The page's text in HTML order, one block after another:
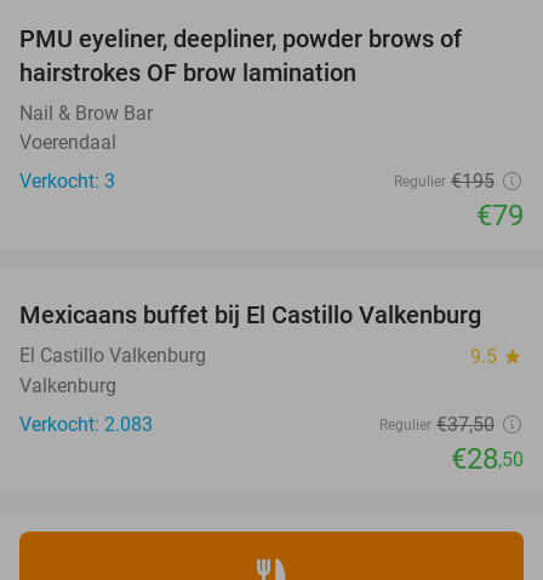
PMU eyeliner, deepliner, powder brows of
hairstrokes OF brow lamination
Nail & Brow Bar
Voerendaal
Verkocht: 3
Regulier €195
€79
24%
Mexicaans buffet bij El Castillo Valkenburg
El Castillo Valkenburg 9.5 star
Valkenburg
Verkocht: 2.083
Regulier €37,50
€28,50